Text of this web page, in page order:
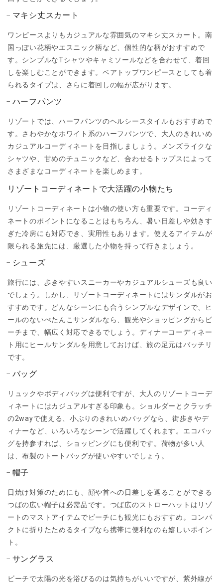
マキシ丈スカート
ワンピースよりもカジュアルな雰囲気のマキシ丈スカート。南
国っぽい花柄やエスニック柄など、個性的な柄がおすすめで
す。シンプルなTシャツやキャミソールなどを合わせて、着回
しを楽しむことができます。ベアトップワンピースとしても着
られるタイプは、さらに着回しの幅が広がります。
ハーフパンツ
リゾートでは、ハーフパンツのヘルシースタイルもおすすめで
す。さわやかなホワイト系のハーフパンツで、大人のきれいめ
カジュアルコーディネートを目指しましょう。メンズライクな
シャツや、甘めのチュニックなど、合わせるトップスによって
さまざまなコーディネートを楽しめます。
リゾートコーディネートで大活躍の小物たち
リゾートコーディネートは小物の使い方も重要です。コーディ
ネートのポイントになることはもちろん、暑い日差しや効きす
ぎた冷房にも対応でき、実用性もあります。使えるアイテムが
限られる旅先には、厳選した小物を持って行きましょう。
シューズ
旅行には、歩きやすいスニーカーやカジュアルシューズも良い
でしょう。しかし、リゾートコーディネートにはサンダルがお
すすめです。どんなシーンにも合うシンプルなデザインで、ヒ
ールのないぺたんこサンダルなら、観光やショッピングからビ
ーチまで、幅広く対応できるでしょう。ディナーコーディネー
ト用にヒールサンダルを用意しておけば、旅の足元はバッチリ
です。
バッグ
リュックやボディバッグは便利ですが、大人のリゾートコーデ
ィネートにはカジュアルすぎる印象も。ショルダーとクラッチ
の2wayで使える、小ぶりのきれいめバッグなら、街歩きやデ
ィナーなど、いろいろなシーンで活躍してくれます。エコバッ
グを持参すれば、ショッピングにも便利です。荷物が多い人
は、布製のトートバッグが使いやすいでしょう。
帽子
日焼け対策のためにも、顔や首への日差しを遮ることができる
つばの広い帽子は必需品です。つば広のストローハットはリゾ
ートのマストアイテムでビーチにも観光にもおすすめ。コンパ
クトに折りたためるタイプなら携帯に便利なのも嬉しいポイン
ト。
サングラス
ビーチで太陽の光を浴びるのは気持ちがいいですが、紫外線が